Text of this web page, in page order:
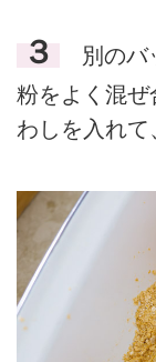
３
別のバ
粉をよく混ぜ
わしを入れて